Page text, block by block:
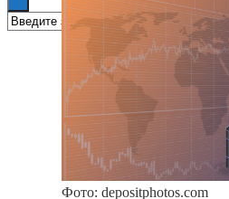
Фото: depositphotos.com